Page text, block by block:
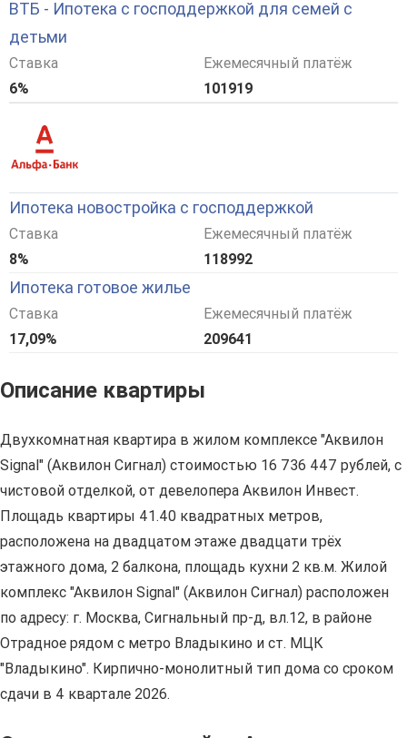
ВТБ - Ипотека с господдержкой для семей с
детьми
Ставка
6%
Ежемесячный платёж
101919
Ипотека новостройка с господдержкой
Ставка
8%
Ежемесячный платёж
118992
Ипотека готовое жилье
Ставка
17,09%
Ежемесячный платёж
209641
Описание квартиры
Двухкомнатная квартира в жилом комплексе "Аквилон
Signal" (Аквилон Сигнал) стоимостью 16 736 447 рублей, с
чистовой отделкой, от девелопера Аквилон Инвест.
Площадь квартиры 41.40 квадратных метров,
расположена на двадцатом этаже двадцати трёх
этажного дома, 2 балкона, площадь кухни 2 кв.м. Жилой
комплекс "Аквилон Signal" (Аквилон Сигнал) расположен
по адресу: г. Москва, Сигнальный пр-д, вл.12, в районе
Отрадное рядом с метро Владыкино и ст. МЦК
"Владыкино". Кирпично-монолитный тип дома со сроком
сдачи в 4 квартале 2026.